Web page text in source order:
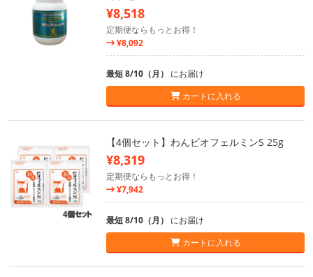
¥8,518
定期便ならもっとお得！
¥8,092
最短 8/10（月） にお届け
カートに入れる
【4個セット】わんビオフェルミンS 25g
¥8,319
定期便ならもっとお得！
¥7,942
最短 8/10（月） にお届け
カートに入れる